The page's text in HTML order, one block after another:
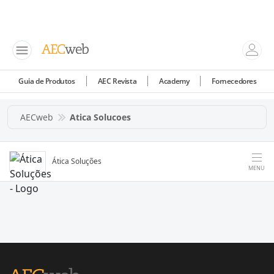
Guia de Produtos AEC Revista Academy Fornecedores
AECweb Atica Solucoes
Ática Soluções
MENU